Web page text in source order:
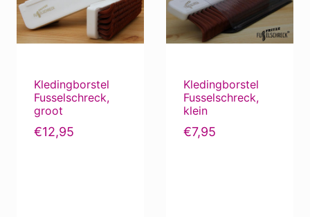
Kledingborstel
Fusselschreck,
groot
€12,95
Kledingborstel
Fusselschreck,
klein
€7,95